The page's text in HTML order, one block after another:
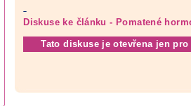
Diskuse ke článku - Pomatené
Tato diskuse je otevřena jen